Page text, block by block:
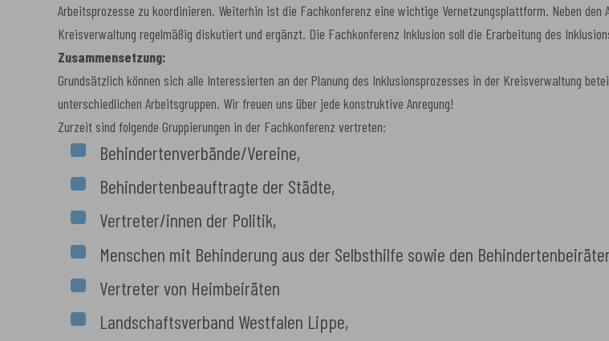
Arbeitsprozesse zu koordinieren. Weiterhin ist die Fachkonferenz eine wichtige Vernetzungsplattform. Neben
Kreisverwaltung regelmäßig diskutiert und ergänzt. Die Fachkonferenz Inklusion soll die Erarbeitung des
Zusammensetzung:
Grundsätzlich können sich alle Interessierten an der Planung des Inklusionsprozesses in der Kreisverwaltung
unterschiedlichen Arbeitsgruppen. Wir freuen uns über jede konstruktive Anregung!
Zurzeit sind folgende Gruppierungen in der Fachkonferenz vertreten:
Behindertenverbände/Vereine,
Behindertenbeauftragte der Städte,
Vertreter/innen der Politik,
Menschen mit Behinderung aus der Selbsthilfe sowie den
Vertreter von Heimbeiräten
Landschaftsverband Westfalen Lippe,